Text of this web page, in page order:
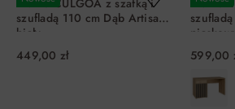
Biurko CULGOA z szafką i
szufladą 110 cm Dąb Artisan
biały
449,00 zł
Biurko
599,00